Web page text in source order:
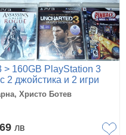
> 160GB PlayStation 3
2 джойстика и 2 игри
Христо Ботев
лв